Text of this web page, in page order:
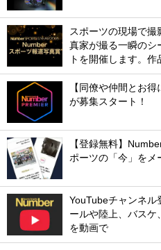
スポーツの現場で
真家が撮る一瞬のシ
トを開催します。作
【同僚や仲間とお
が募集スタート！
【登録無料】
ポーツの「今」をメ
YouTubeチャンネル
ールや陸上、バスケ
を動画で